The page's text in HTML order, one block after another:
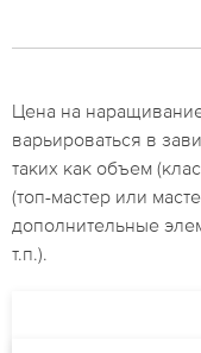
Цена на
варьироваться в
таких как объем
(топ-мастер или
дополнительные
т.п.).